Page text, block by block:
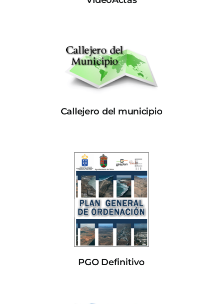
Callejero del municipio
PGO Definitivo